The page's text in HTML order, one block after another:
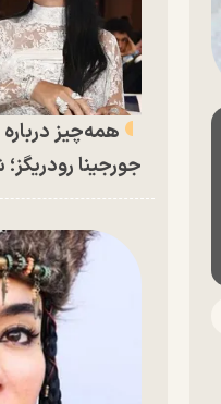
همه‌چیز درباره
جورجینا